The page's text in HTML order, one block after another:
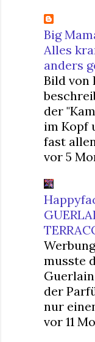
Big
Alles
anders
Bild von
der
im Kopf
fast
vor 5
musste
der
nur
vor 11